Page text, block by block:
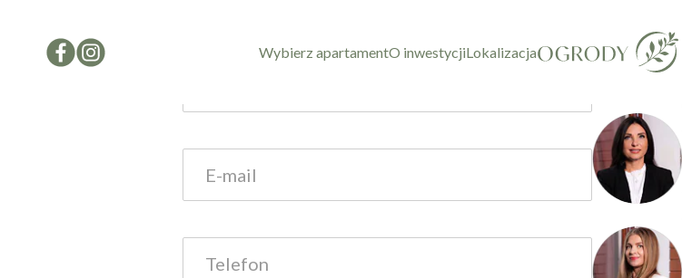
Wybierz apartamentO inwestycjiLokalizacja